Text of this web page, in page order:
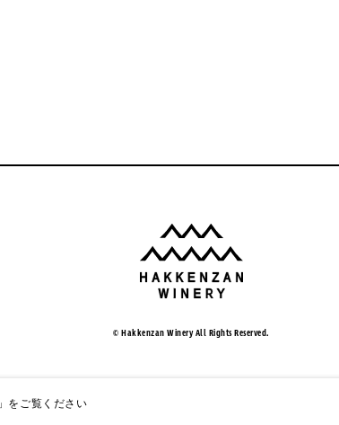
をご覧ください
© Hakkenzan Winery All Rights Reserved.